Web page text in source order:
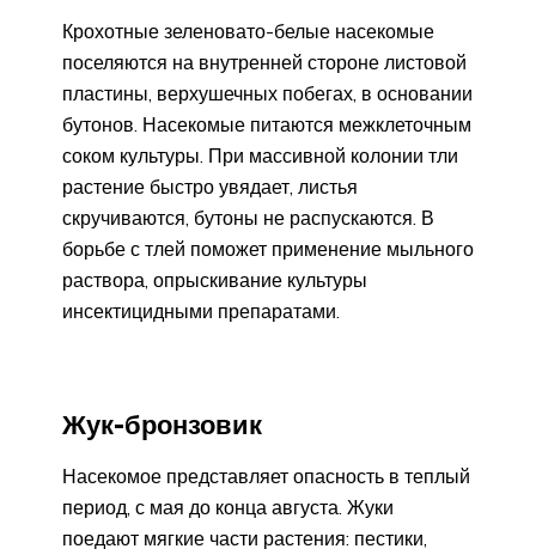
Крохотные зеленовато-белые насекомые
поселяются на внутренней стороне листовой
пластины, верхушечных побегах, в основании
бутонов. Насекомые питаются межклеточным
соком культуры. При массивной колонии тли
растение быстро увядает, листья
скручиваются, бутоны не распускаются. В
борьбе с тлей поможет применение мыльного
раствора, опрыскивание культуры
инсектицидными препаратами.
Жук-бронзовик
Насекомое представляет опасность в теплый
период, с мая до конца августа. Жуки
поедают мягкие части растения: пестики,